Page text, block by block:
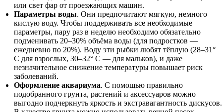
или свет фар от проезжающих машин.
Параметры воды. Они предпочитают мягкую, немного
кислую воду. Чтобы поддерживать все необходимые
параметры, пару раз в неделю необходимо обязательно
подменивать 20–30% объёма воды (для подростков —
ежедневно по 20%). Воду эти рыбки любят тёплую (28–31°
C для взрослых, 30–32° C — для мальков), и даже
незначительное снижение температуры повышает риск
заболеваний.
Оформление аквариума. С помощью правильно
подобранного грунта, растений и аксессуаров можно
выгодно подчеркнуть яркость и экстравагантность дискусов.